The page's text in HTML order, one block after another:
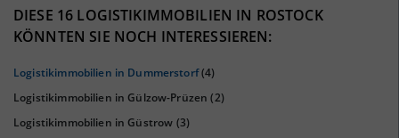
DIESE 16 LOGISTIKIMMOBILIEN IN ROSTOCK
KÖNNTEN SIE NOCH INTERESSIEREN:
Logistikimmobilien in Dummerstorf(4)
Logistikimmobilien in Gülzow-Prüzen (2)
Logistikimmobilien in Güstrow (3)